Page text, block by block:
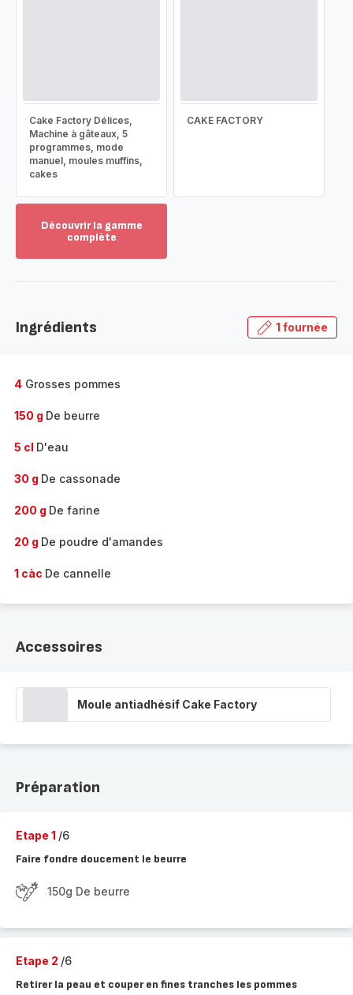
Cake Factory Délices,
Machine à gâteaux, 5
programmes, mode
manuel, moules muffins,
cakes
CAKE FACTORY
Découvrir la gamme
complète
gamme
Ingrédients 1 fournée
4 Grosses pommes
150 g De beurre
5 cl D'eau
30 g De cassonade
200 g De farine
20 g De poudre d'amandes
1 càc De cannelle
Accessoires
Moule antiadhésif Cake Factory
Préparation
Etape 1 /6
Faire fondre doucement le beurre
150g De beurre
Etape 2 /6
Retirer la peau et couper en fines tranches les pommes